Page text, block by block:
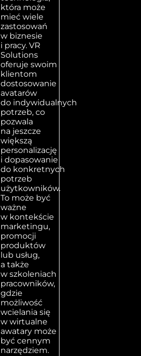
która może
mieć wiele
zastosowań
w biznesie
i pracy. VR
Solutions
oferuje swoim
klientom
dostosowanie
avatarów
do indywidualnych
potrzeb, co
pozwala
na jeszcze
większą
personalizację
i dopasowanie
do konkretnych
potrzeb
użytkowników.
To może być
ważne
w kontekście
marketingu,
promocji
produktów
lub usług,
a także
w szkoleniach
pracowników,
gdzie
możliwość
wcielania się
w wirtualne
awatary może
być cennym
narzędziem.